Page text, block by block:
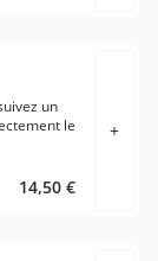
un
le
14,50 €
+